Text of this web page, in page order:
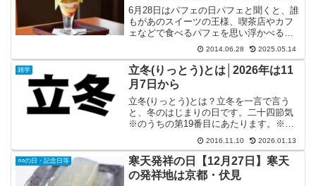
6月28日はパフェの日パフェと聞くと、誰
もがあのスイーツの王様、喫茶店やカフ
ェなどで食べるパフェを思い浮かべるん
じゃないかと思います。語呂合わせでも
ない日、6月28日が何故パフェの日なの
か？不思議に思った方もいるかもしれま
せんね。私も不思議...
2014.06.28 2025.05.14
雑学
立冬(りっとう)とは│2026年は11
月7日から
立冬(りっとう)とは？立冬を一言で言う
と、冬のはじまりの日です。二十四節気
※のうちの第19番目にあたります。※一
年を24の時期で区切った季節名のこと。
具体的には、11月7日前後～11月21日前
後の期間(小雪の前日まで)を指します。今
回は、立...
2016.11.10 2026.01.13
○○の日・記念日等
寒天発祥の日【12月27日】寒天
の発祥地は京都・伏見